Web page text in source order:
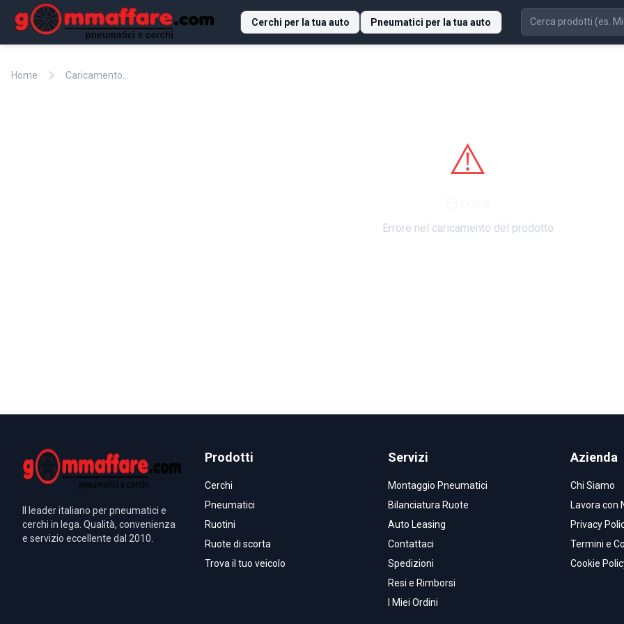
Cerchi per la tua auto Pneumatici per la tua auto
Home chevron_right Caricamento...
⚠️
Errore nel caricamento del prodotto
Il leader italiano per pneumatici e
cerchi in lega. Qualità, convenienza
e servizio eccellente dal 2010.
Prodotti
Cerchi
Pneumatici
Ruotini
Ruote di scorta
Trova il tuo veicolo
Servizi
Montaggio Pneumatici
Bilanciatura Ruote
Auto Leasing
Contattaci
Spedizioni
Resi e Rimborsi
I Miei Ordini
Azienda
Chi Siamo
Lavora con
Privacy
Termini e
Cookie